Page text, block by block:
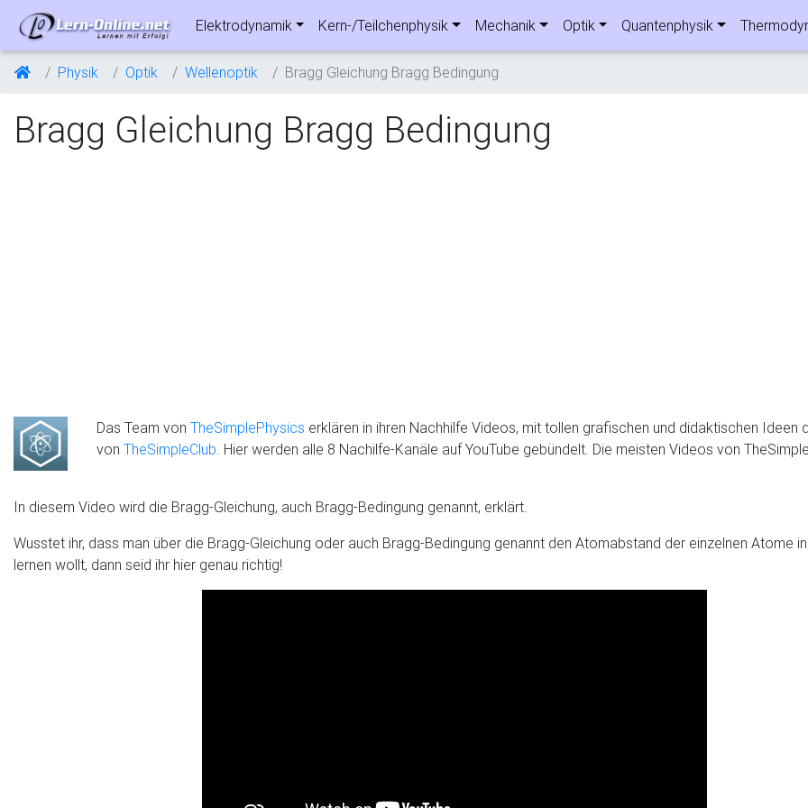
Elektrodynamik Kern-/Teilchenphysik Mechanik Optik Quantenphysik
Physik Optik Wellenoptik Bragg Gleichung Bragg Bedingung
Bragg Gleichung Bragg Bedingung
Das Team von TheSimplePhysics erklären in ihren Nachhilfe Videos, mit tollen grafischen und didaktischen
von TheSimpleClub. Hier werden alle 8 Nachilfe-Kanäle auf YouTube gebündelt. Die meisten Videos von
In diesem Video wird die Bragg-Gleichung, auch Bragg-Bedingung genannt, erklärt.
Wusstet ihr, dass man über die Bragg-Gleichung oder auch Bragg-Bedingung genannt den Atomabstand der einzelnen Atome
lernen wollt, dann seid ihr hier genau richtig!